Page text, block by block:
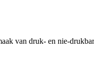
van druk- en nie-